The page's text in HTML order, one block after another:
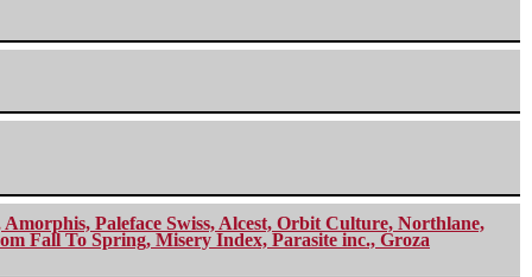
Paleface Swiss, Alcest, Orbit Culture, Northlane,
Fall To Spring, Misery Index, Parasite inc., Groza